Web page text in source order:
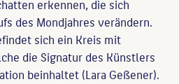
erkennen, die sich
des Mondjahres verändern.
sich ein Kreis mit
die Signatur des Künstlers
beinhaltet (Lara Geßener).